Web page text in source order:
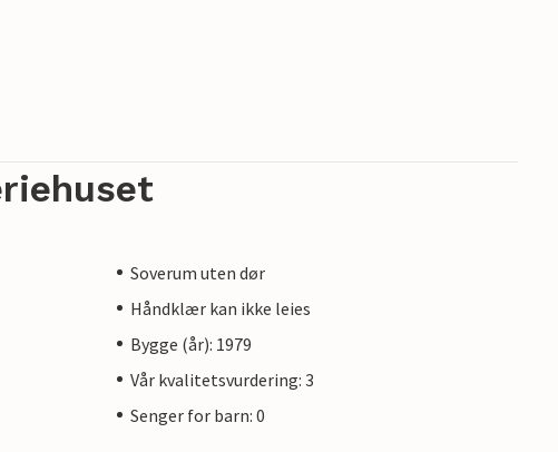
Soverum uten dør
Håndklær kan ikke leies
Bygge (år): 1979
Vår kvalitetsvurdering: 3
Senger for barn: 0